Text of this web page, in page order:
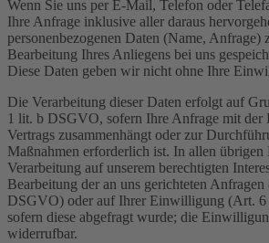
Wenn Sie uns per E-Mail, Telefon oder
Ihre Anfrage inklusive aller daraus
personenbezogenen Daten (Name, Anfrage)
Bearbeitung Ihres Anliegens bei uns
Diese Daten geben wir nicht ohne Ihre
Die Verarbeitung dieser Daten erfolgt auf
1 lit. b DSGVO, sofern Ihre Anfrage mit der
Vertrags zusammenhängt oder zur
Maßnahmen erforderlich ist. In allen übrigen
Verarbeitung auf unserem berechtigten
Bearbeitung der an uns gerichteten
DSGVO) oder auf Ihrer Einwilligung (Art.
sofern diese abgefragt wurde; die
widerrufbar.